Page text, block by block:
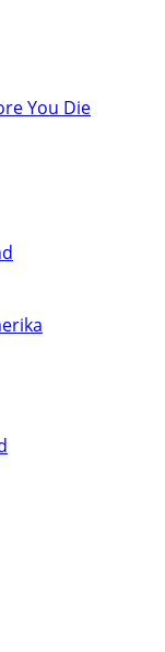
You Die